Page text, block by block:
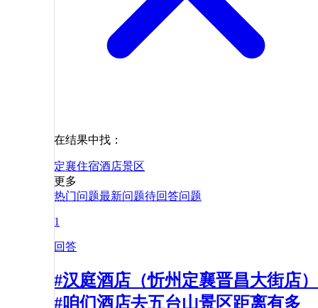
在结果中找：
定襄住宿酒店景区
更多
热门问题最新问题待回答问题
1
回答
#汉庭酒店（忻州定襄晋昌大街店）
#咱们酒店去五台山景区距离有多